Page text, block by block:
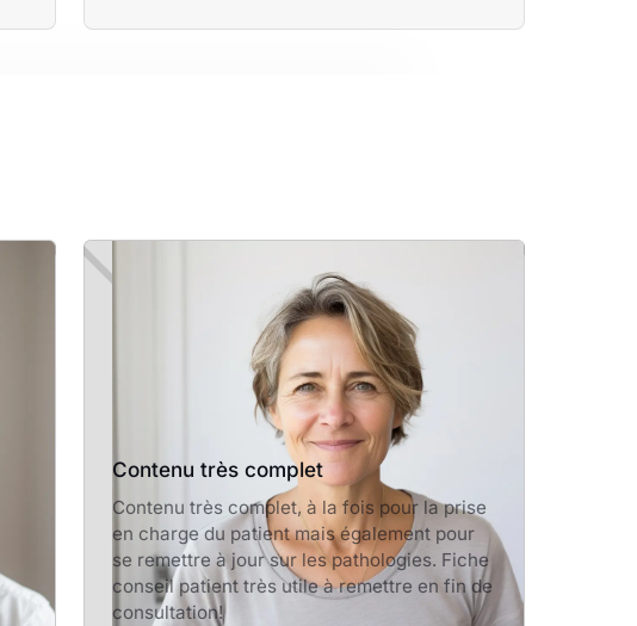
Contenu très complet
Contenu très complet, à la fois pour la prise
en charge du patient mais également pour
se remettre à jour sur les pathologies. Fiche
conseil patient très utile à remettre en fin de
consultation!